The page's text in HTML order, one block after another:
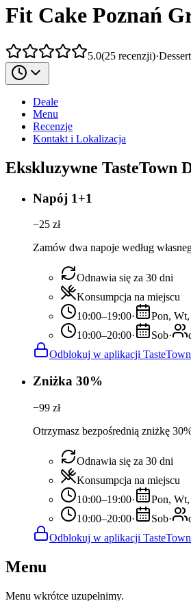
Fit Cake Poznań
5.0(25 recenzji)·
Deale
Menu
Recenzje
Kontakt i Lokalizacja
Ekskluzywne TasteTown
Napój 1+1
−25 zł
Zamów dwa napoje według
Odnawia się za 30 dni
Konsumpcja na miejscu
10:00–19:00· Pon,
10:00–20:00· Sob·
Odblokuj w aplikacji TasteTown
Zniżka 30%
−99 zł
Otrzymasz bezpośrednią zniżkę
Odnawia się za 30 dni
Konsumpcja na miejscu
10:00–19:00· Pon,
10:00–20:00· Sob·
Odblokuj w aplikacji TasteTown
Menu
Menu wkrótce uzupełnimy.